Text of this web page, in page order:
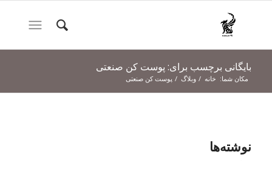
بایگانی برچسب برای: پوست کن صنعتی
مکان شما: خانه / وبلاگ / پوست کن صنعتی
نوشته‌ها